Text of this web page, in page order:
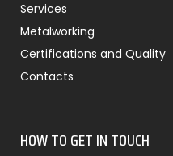
Services
Metalworking
Certifications and Quality
Contacts
HOW TO GET IN TOUCH